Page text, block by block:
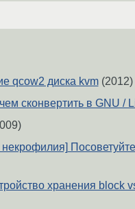
qcow2 диска kvm(2012)
сконвертить в GNU /
некрофилия]
хранения block